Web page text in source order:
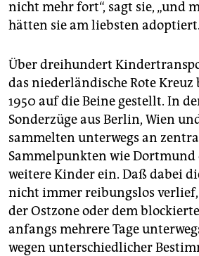
nicht mehr fort“, sagt sie, „und
hätten sie am liebsten
Über dreihundert
das niederländische Rote Kreuz
1950 auf die Beine gestellt. In
Sonderzüge aus Berlin, Wien
sammelten unterwegs an
Sammelpunkten wie Dortmund
weitere Kinder ein. Daß dabei
nicht immer reibungslos
der Ostzone oder dem
anfangs mehrere Tage
wegen unterschiedlicher